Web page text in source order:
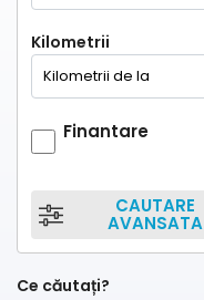
Kilometrii
Finantare
CAUTARE
AVANSATA
Ce căutați?